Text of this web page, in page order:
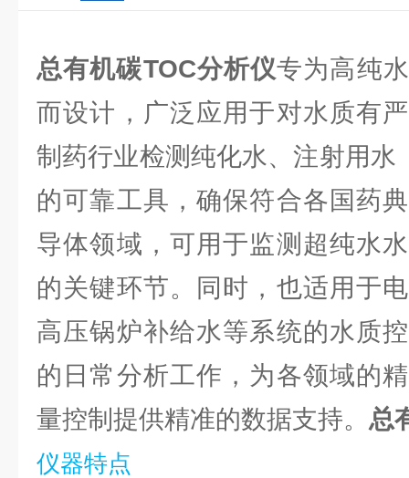
总有机碳TOC分析仪专为高纯
而设计，广泛应用于对水质有
制药行业检测纯化水、注射用水
的可靠工具，确保符合各国药
导体领域，可用于监测超纯水
的关键环节。同时，也适用于
高压锅炉补给水等系统的水质
的日常分析工作，为各领域的
量控制提供精准的数据支持。 总
仪器特点